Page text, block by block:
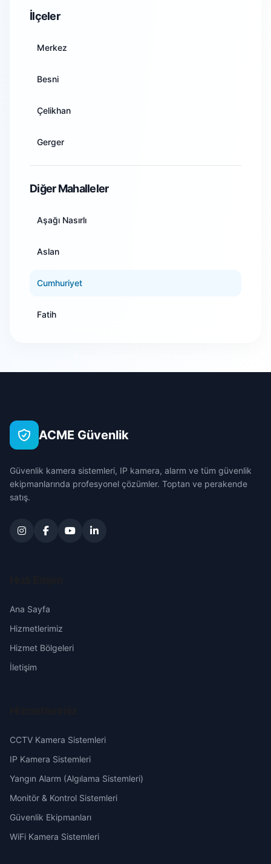
Bilecik
Bingöl
Bitlis
Bolu
Burdur
Çorum
Denizli
Edirne
Erzurum
Hakkari
Isparta
İlçeler
Merkez
Besni
Çelikhan
Gerger
Diğer Mahalleler
Aşağı Nasırlı
Aslan
Cumhuriyet
Fatih
Kurşunlu
Mimar Sinan
Yeni
ACME Güvenlik
Güvenlik kamera sistemleri, IP kamera, alarm ve tüm güvenlik
ekipmanlarında profesyonel çözümler. Toptan ve perakende
satış.
Ana Sayfa
Hizmetlerimiz
Hizmet Bölgeleri
İletişim
CCTV Kamera Sistemleri
IP Kamera Sistemleri
Yangın Alarm (Algılama Sistemleri)
Monitör & Kontrol Sistemleri
Güvenlik Ekipmanları
WiFi Kamera Sistemleri